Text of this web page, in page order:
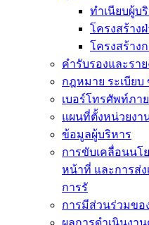
ทำเนียบผู้บ
โครงสร้าง
โครงสร้าง
คำรับรองและรา
กฎหมาย ระเบียบ
เบอร์โทรศัพท์ภา
แผนที่ตั้งหน่วยงา
ข้อมูลผู้บริหาร
การขับเคลื่อนนโ
หน้าที่ และการส่
การรั
การมีส่วนร่วมขอ
ผลการดำเนินงา